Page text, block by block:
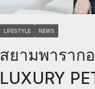
LIFESTYLE NEWS
สยามพาราก
LUXURY